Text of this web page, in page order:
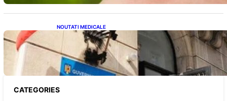
NOUTATI MEDICALE
Investiția Ministerului Sănătății: 174 de
milioane de lei pentru modernizarea
sistemului sanitar din România
CATEGORIES